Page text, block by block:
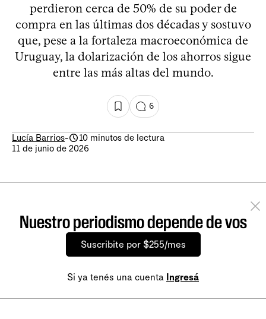
perdieron cerca de 50% de su poder de
compra en las últimas dos décadas y sostuvo
que, pese a la fortaleza macroeconómica de
Uruguay, la dolarización de los ahorros sigue
entre las más altas del mundo.
6
Lucía Barrios-
10 minutos de lectura
11 de junio de 2026
Nuestro periodismo depende de vos
Suscribite por $255/mes
Si ya tenés una cuenta Ingresá